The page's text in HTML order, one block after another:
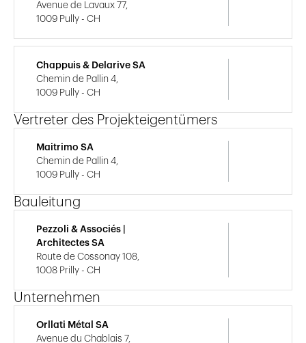
Avenue de Lavaux 77,
1009 Pully - CH
Chappuis & Delarive SA
Chemin de Pallin 4,
1009 Pully - CH
Vertreter des Projekteigentümers
Maitrimo SA
Chemin de Pallin 4,
1009 Pully - CH
Bauleitung
Pezzoli & Associés |
Architectes SA
Route de Cossonay 108,
1008 Prilly - CH
Unternehmen
Orllati Métal SA
Avenue du Chablais 7,